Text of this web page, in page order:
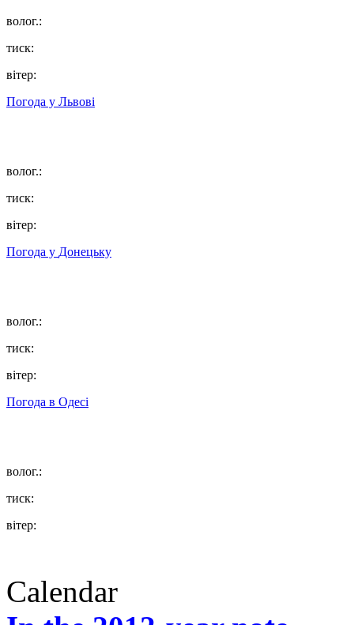
волог.:
тиск:
вітер:
Погода у Львові
волог.:
тиск:
вітер:
Погода у Донецьку
волог.:
тиск:
вітер:
Погода в Одесі
волог.:
тиск:
вітер:
Calendar